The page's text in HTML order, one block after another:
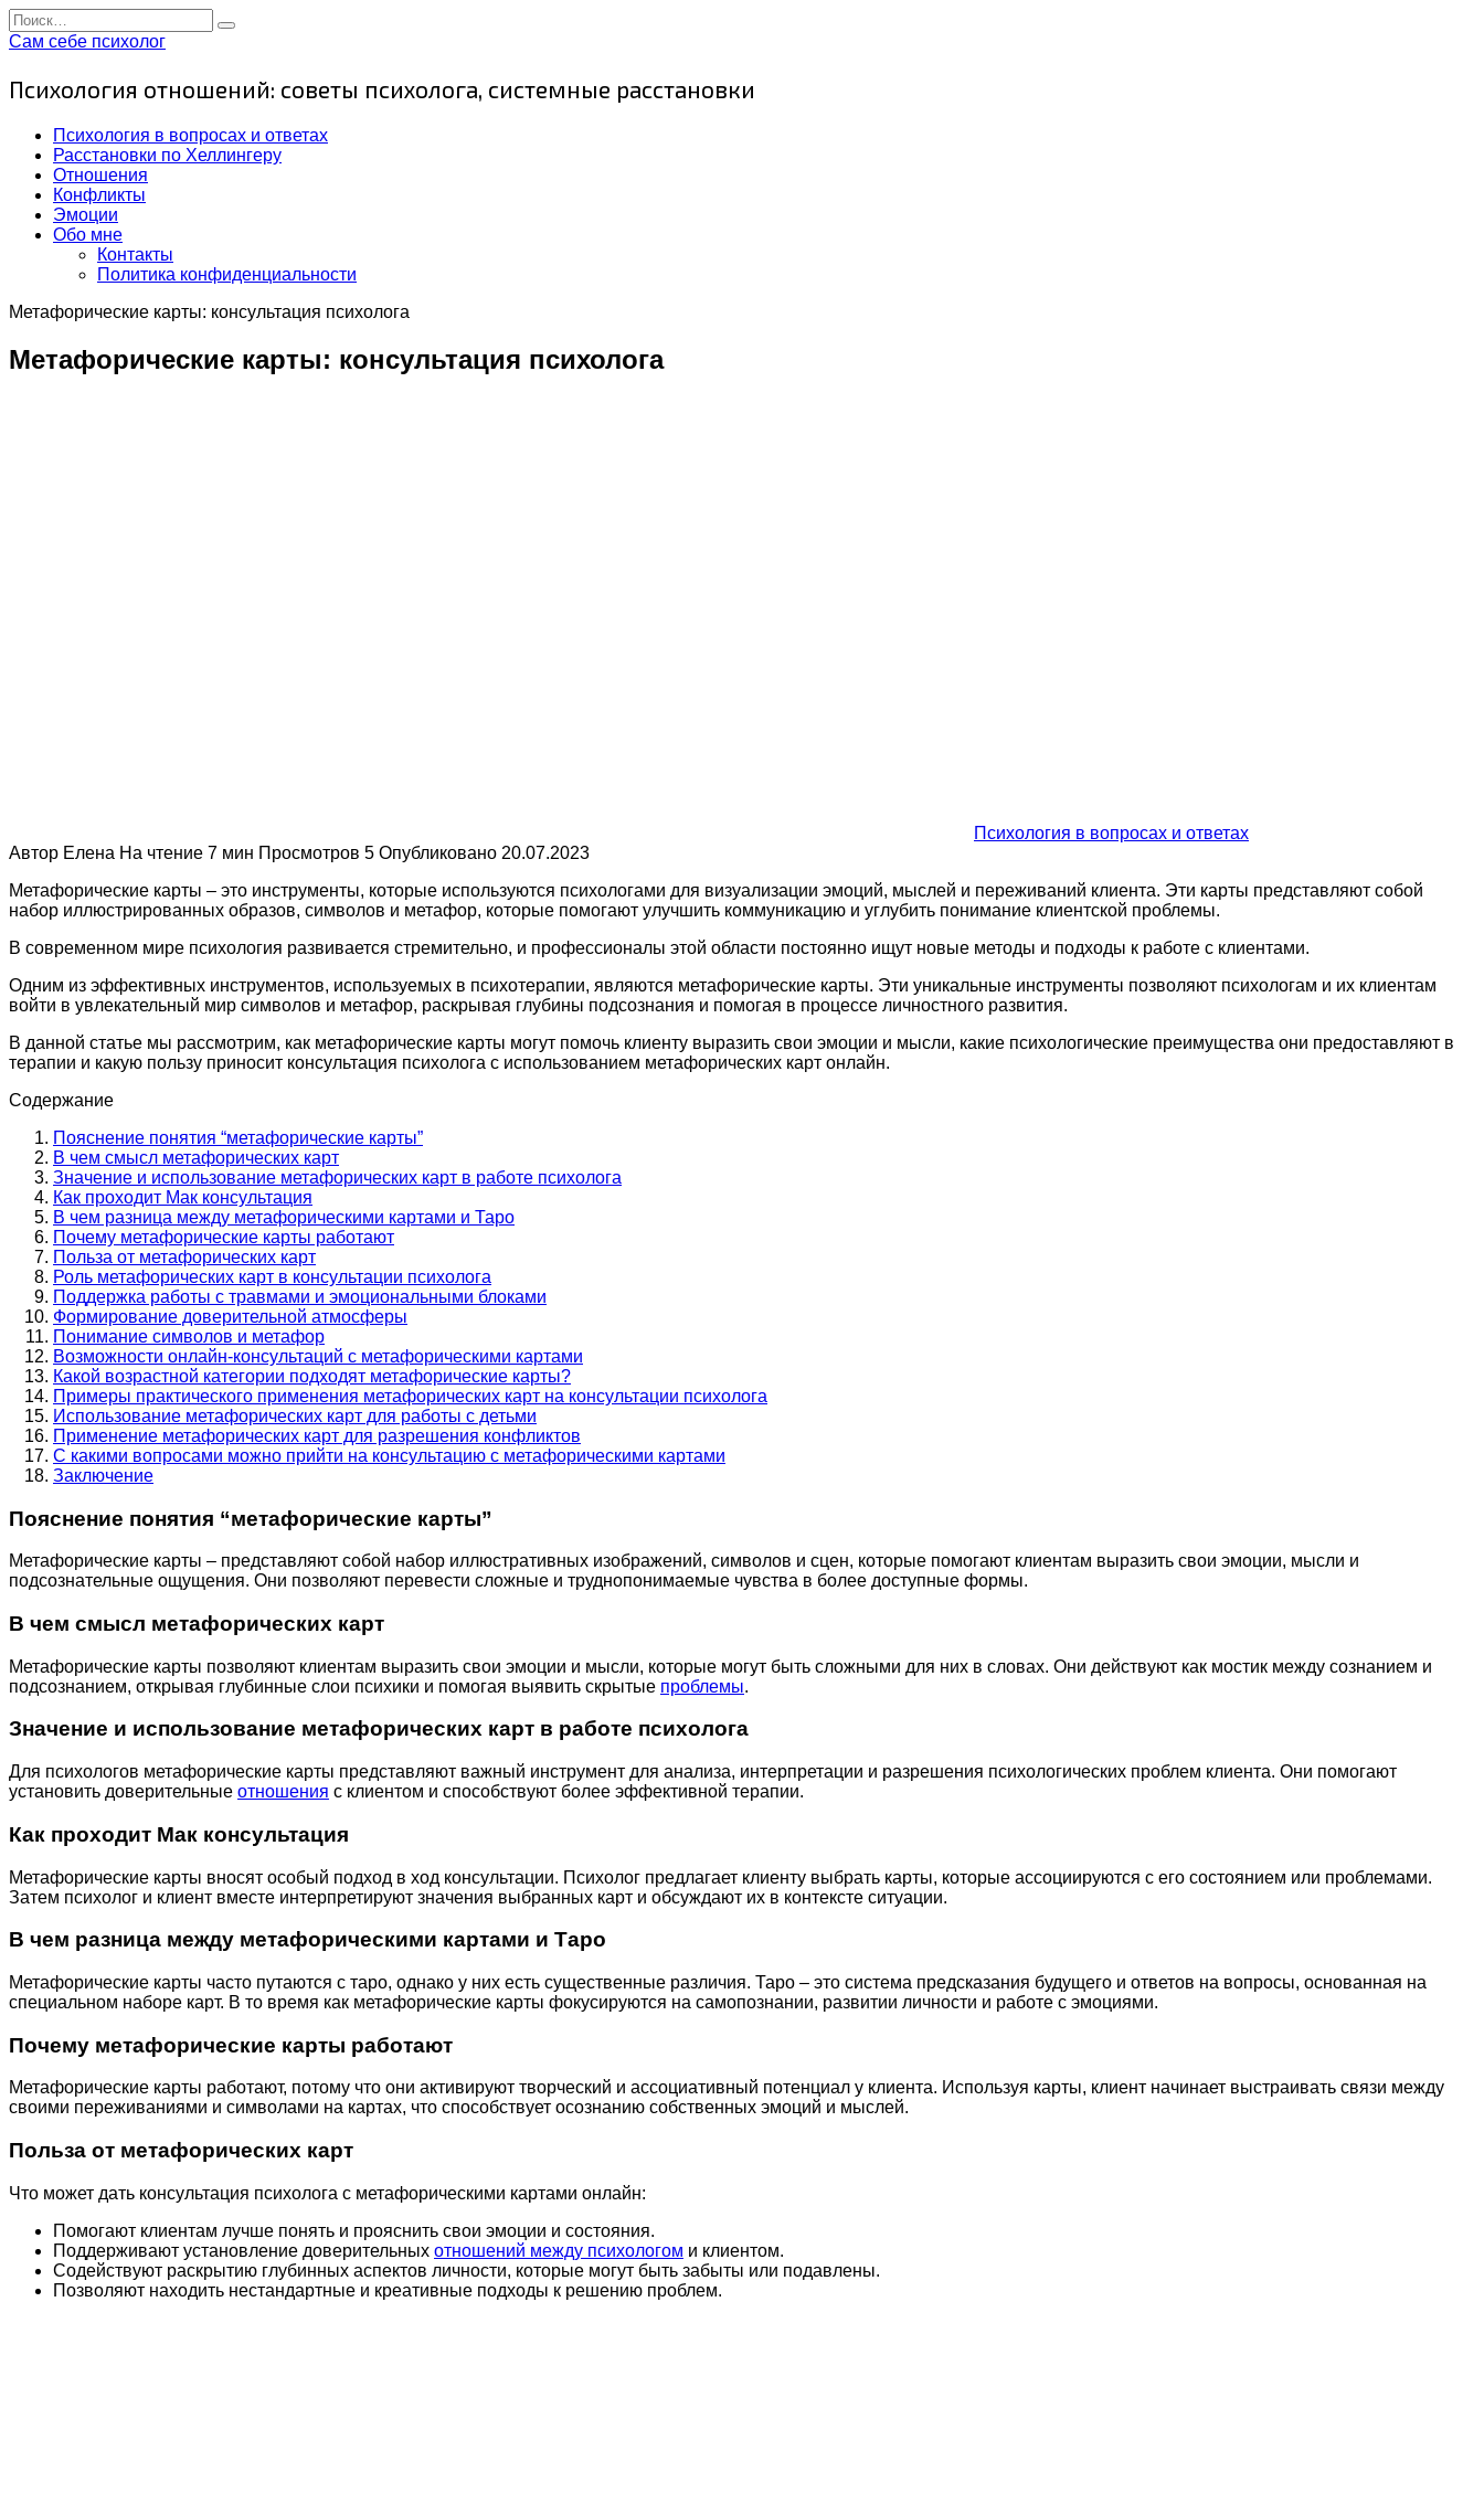
Перейти
к
Search
for:
Сам себе психолог
Психология отношений: советы психолога, системные расстановки
Психология в вопросах и ответах
Расстановки по Хеллингеру
Отношения
Конфликты
Эмоции
Обо мне
Контакты
Политика конфиденциальности
Метафорические карты: консультация психолога
Метафорические карты: консультация психолога
Психология в вопросах и ответах
Автор Елена На чтение 7 мин Просмотров 5 Опубликовано 20.07.2023
Метафорические карты – это инструменты, которые используются психологами для визуализации эмоций, мыслей и переживаний клиента. Эти карты представляют собой
набор иллюстрированных образов, символов и метафор, которые помогают улучшить коммуникацию и углубить понимание клиентской проблемы.
В современном мире психология развивается стремительно, и профессионалы этой области постоянно ищут новые методы и подходы к работе с клиентами.
Одним из эффективных инструментов, используемых в психотерапии, являются метафорические карты. Эти уникальные инструменты позволяют психологам и их клиентам
войти в увлекательный мир символов и метафор, раскрывая глубины подсознания и помогая в процессе личностного развития.
В данной статье мы рассмотрим, как метафорические карты могут помочь клиенту выразить свои эмоции и мысли, какие психологические преимущества они предоставляют в
терапии и какую пользу приносит консультация психолога с использованием метафорических карт онлайн.
Содержание
Пояснение понятия “метафорические карты”
В чем смысл метафорических карт
Значение и использование метафорических карт в работе психолога
Как проходит Мак консультация
В чем разница между метафорическими картами и Таро
Почему метафорические карты работают
Польза от метафорических карт
Роль метафорических карт в консультации психолога
Поддержка работы с травмами и эмоциональными блоками
Формирование доверительной атмосферы
Понимание символов и метафор
Возможности онлайн-консультаций с метафорическими картами
Какой возрастной категории подходят метафорические карты?
Примеры практического применения метафорических карт на консультации психолога
Использование метафорических карт для работы с детьми
Применение метафорических карт для разрешения конфликтов
С какими вопросами можно прийти на консультацию с метафорическими картами
Заключение
Пояснение понятия “метафорические карты”
Метафорические карты – представляют собой набор иллюстративных изображений, символов и сцен, которые помогают клиентам выразить свои эмоции, мысли и
подсознательные ощущения. Они позволяют перевести сложные и труднопонимаемые чувства в более доступные формы.
В чем смысл метафорических карт
Метафорические карты позволяют клиентам выразить свои эмоции и мысли, которые могут быть сложными для них в словах. Они действуют как мостик между сознанием и
подсознанием, открывая глубинные слои психики и помогая выявить скрытые проблемы.
Значение и использование метафорических карт в работе психолога
Для психологов метафорические карты представляют важный инструмент для анализа, интерпретации и разрешения психологических проблем клиента. Они помогают
установить доверительные отношения с клиентом и способствуют более эффективной терапии.
Как проходит Мак консультация
Метафорические карты вносят особый подход в ход консультации. Психолог предлагает клиенту выбрать карты, которые ассоциируются с его состоянием или проблемами.
Затем психолог и клиент вместе интерпретируют значения выбранных карт и обсуждают их в контексте ситуации.
В чем разница между метафорическими картами и Таро
Метафорические карты часто путаются с таро, однако у них есть существенные различия. Таро – это система предсказания будущего и ответов на вопросы, основанная на
специальном наборе карт. В то время как метафорические карты фокусируются на самопознании, развитии личности и работе с эмоциями.
Почему метафорические карты работают
Метафорические карты работают, потому что они активируют творческий и ассоциативный потенциал у клиента. Используя карты, клиент начинает выстраивать связи между
своими переживаниями и символами на картах, что способствует осознанию собственных эмоций и мыслей.
Польза от метафорических карт
Что может дать консультация психолога с метафорическими картами онлайн:
Помогают клиентам лучше понять и прояснить свои эмоции и состояния.
Поддерживают установление доверительных отношений между психологом и клиентом.
Содействуют раскрытию глубинных аспектов личности, которые могут быть забыты или подавлены.
Позволяют находить нестандартные и креативные подходы к решению проблем.